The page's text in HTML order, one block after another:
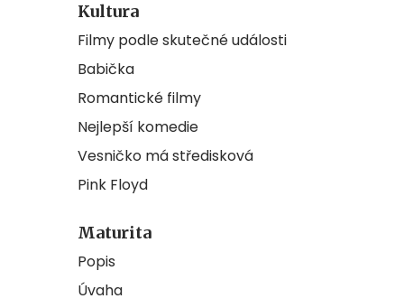
Kultura
Filmy podle skutečné události
Babička
Romantické filmy
Nejlepší komedie
Vesničko má středisková
Pink Floyd
Maturita
Popis
Úvaha